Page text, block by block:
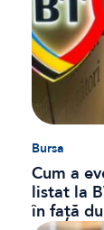
Bursa
Cum a
listat la
în față